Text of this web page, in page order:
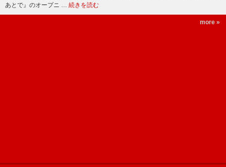
あとで』のオープニ … 続きを読む
more »